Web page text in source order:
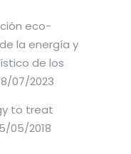
eco-
la energía y
de los
07/2023
to treat
05/2018